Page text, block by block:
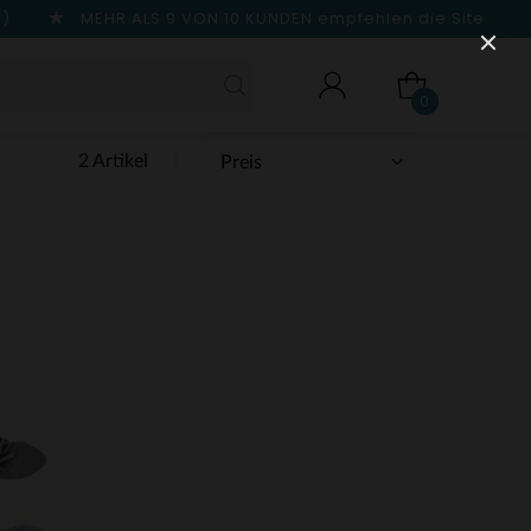
MEHR ALS 9 VON 10 KUNDEN empfehlen die Site
0
2 Artikel